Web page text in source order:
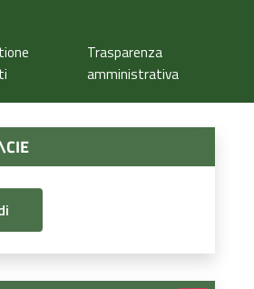
Trasparenza
amministrativa